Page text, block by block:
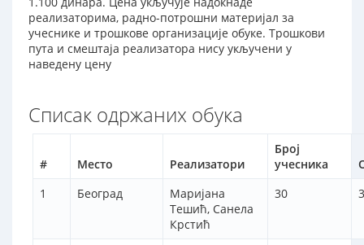
реализаторима, радно-потрошни материјал за
учеснике и трошкове организације обуке. Трошкови
пута и смештаја реализатора нису укључени у
наведену цену
Списак одржаних обука
# Место Реализатори
Број
учесника
1 Београд
Маријана
Тешић, Санела
Крстић
30